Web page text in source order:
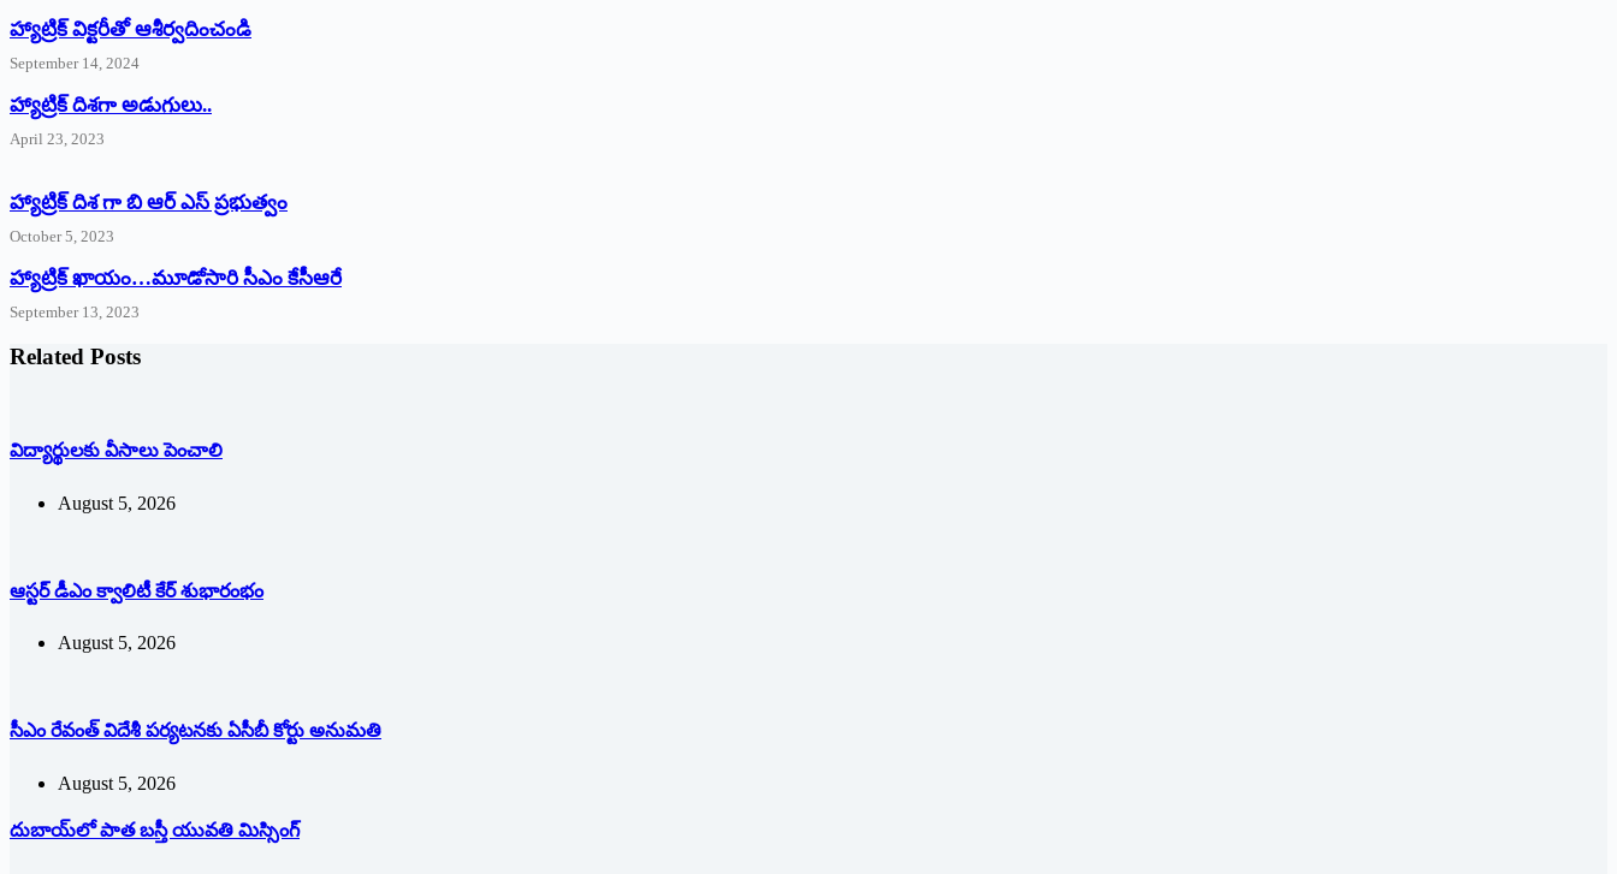
హ్యాట్రిక్‌ ‌విక్టరీతో ఆశీర్వదించండి
September 14, 2024
‌హ్యాట్రిక్‌ ‌దిశగా అడుగులు..
April 23, 2023
హ్యాట్రిక్ దిశ గా బి ఆర్ ఎస్ ప్రభుత్వం
October 5, 2023
హ్యాట్రిక్‌ ‌ఖాయం…మూడోసారి సీఎం కేసీఆరే
September 13, 2023
Related Posts
విద్యార్థులకు వీసాలు పెంచాలి
August 5, 2026
ఆస్టర్ డీఎం క్వాలిటీ కేర్ శుభారంభం
August 5, 2026
సీఎం రేవంత్ విదేశీ పర్యటనకు ఏసీబీ కోర్టు అనుమతి
August 5, 2026
దుబాయ్‌లో పాత బ‌స్తీ యువతి మిస్సింగ్